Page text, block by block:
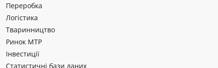
Переробка
Логістика
Тваринництво
Ринок МТР
Інвестиції
Статистичні бази даних